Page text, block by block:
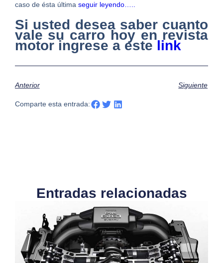
caso de ésta última seguir leyendo…..
Si usted desea saber cuanto
vale su carro hoy en revista
motor ingrese a este link
Anterior Siguiente
Comparte esta entrada:
Entradas relacionadas